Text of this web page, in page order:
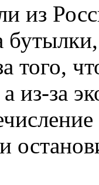
из
того,
из-за